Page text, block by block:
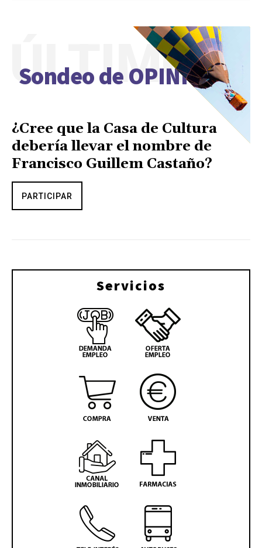
Sondeo de OPINIÓN
ÚLTIMO
¿Cree que la Casa de Cultura
debería llevar el nombre de
Francisco Guillem Castaño?
PARTICIPAR
Servicios